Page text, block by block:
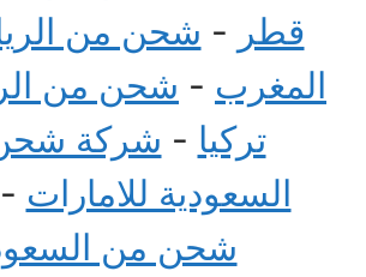
قطر - شحن من
المغرب - شحن من
تركيا - شركة
السعودية للامارات -
شحن من